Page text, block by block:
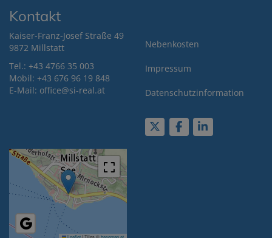
Kontakt
Kaiser-Franz-Josef Straße 49
9872 Millstatt
Tel.: +43 4766 35 003
Mobil: +43 676 96 19 848
E-Mail: office@si-real.at
Nebenkosten
Impressum
Datenschutzinformation